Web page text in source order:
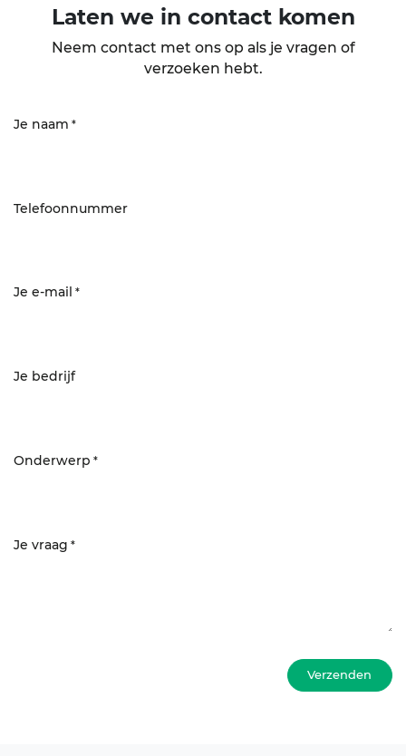
Laten we in contact komen
Neem contact met ons op als je vragen of
verzoeken hebt.
Je naam *
Telefoonnummer
Je e-mail *
Je bedrijf
Onderwerp *
Je vraag *
Verzenden